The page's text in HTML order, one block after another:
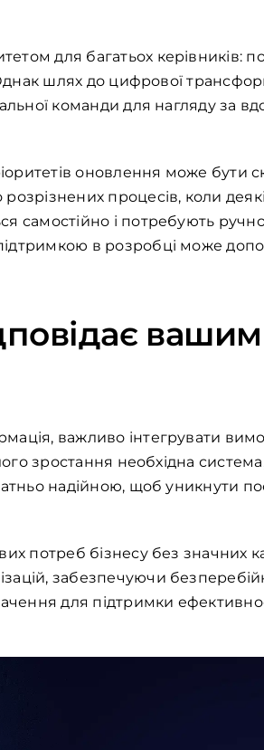
для багатьох керівників:
шлях до цифрової
команди для нагляду за
оновлення може бути
процесів, коли деякі
самостійно і потребують
в розробці може
важливо інтегрувати
зростання необхідна
надійною, щоб уникнути
потреб бізнесу без значних
забезпечуючи
для підтримки